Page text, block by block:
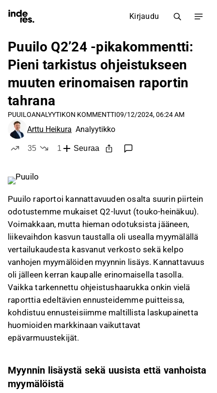
Kirjaudu
Puuilo Q2’24 -pikakommentti:
Pieni tarkistus ohjeistukseen
muuten erinomaisen raportin
tahrana
PUUILOANALYYTIKON KOMMENTTI09/12/2024, 06:24 AM
Arttu Heikura Analyytikko
35
1
Seuraa
Puuilo raportoi kannattavuuden osalta suurin piirtein
odotustemme mukaiset Q2-luvut (touko-heinäkuu).
Voimakkaan, mutta hieman odotuksista jääneen,
liikevaihdon kasvun taustalla oli usealla myymälällä
vertailukaudesta kasvanut verkosto sekä kelpo
vanhojen myymälöiden myynnin lisäys. Kannattavuus
oli jälleen kerran kaupalle erinomaisella tasolla.
Vaikka tarkennettu ohjeistushaarukka onkin vielä
raporttia edeltävien ennusteidemme puitteissa,
kohdistuu ennusteisiimme maltillista laskupainetta
huomioiden markkinaan vaikuttavat
epävarmuustekijät.
Myynnin lisäystä sekä uusista että vanhoista
myymälöistä